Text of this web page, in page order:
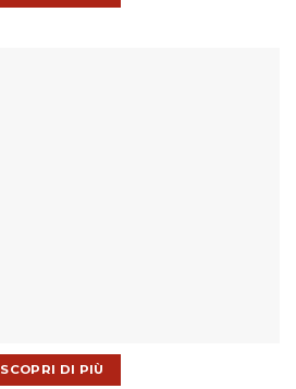
SCOPRI DI PIÙ